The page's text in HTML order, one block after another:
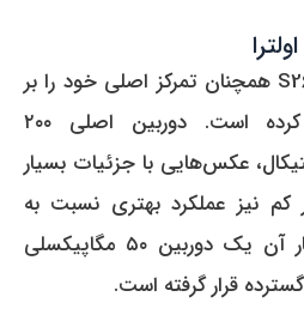
در بخش دوربین، S26 Ultra همچنان تمرکز اصلی خود را بر
عکاسی حرفه‌ای حفظ کرده است. دوربین اصلی ۲۰۰
عکس‌هایی با جزئیات بسیار
کم نیز عملکرد بهتری نسبت به
نسل‌های قبل دارد. در کنار آن یک دوربین ۵۰ مگاپیکسلی
قرار گرفته است.